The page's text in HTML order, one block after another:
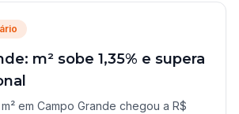
m² sobe 1,35% e supera
em Campo Grande chegou a R$